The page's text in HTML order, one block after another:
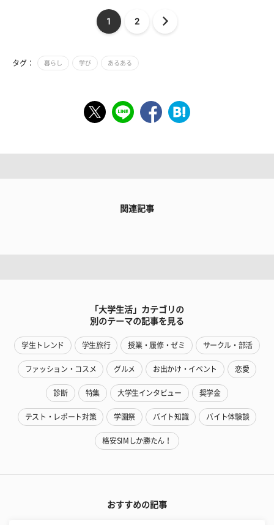
1 2
タグ： 暮らし 学び あるある
関連記事
「大学生活」カテゴリの
別のテーマの記事を見る
学生トレンド 学生旅行 授業・履修・ゼミ サークル・部活
ファッション・コスメ グルメ お出かけ・イベント 恋愛
診断 特集 大学生インタビュー 奨学金
テスト・レポート対策 学園祭 バイト知識 バイト体験談
格安SIMしか勝たん！
おすすめの記事